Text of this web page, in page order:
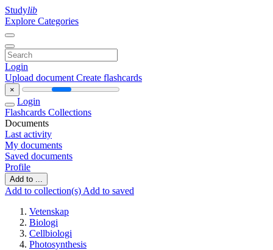
Studylib
Explore Categories
Login
Upload document Create flashcards
×
Login
Flashcards Collections
Documents
Last activity
My documents
Saved documents
Profile
Add to ...
Add to collection(s) Add to saved
Vetenskap
Biologi
Cellbiologi
Photosynthesis